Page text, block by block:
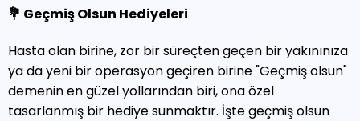
💐 Geçmiş Olsun Hediyeleri
Hasta olan birine, zor bir süreçten geçen bir yakınınıza
ya da yeni bir operasyon geçiren birine "Geçmiş olsun"
demenin en güzel yollarından biri, ona özel
tasarlanmış bir hediye sunmaktır. İşte geçmiş olsun